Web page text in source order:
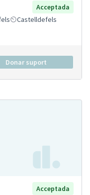
Acceptada
Castelldefels
Donar suport
Acceptada